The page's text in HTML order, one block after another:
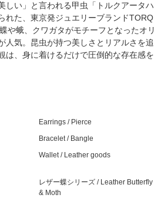
しい」と言われる甲虫「トルクアータハ
れた、東京発ジュエリーブランドTORQ
や蛾、クワガタがモチーフとなったオリ
人気。昆虫が持つ美しさとリアルさを追
は、身に着けるだけで圧倒的な存在感を
Earrings / Pierce
Bracelet / Bangle
Wallet / Leather goods
レザー蝶シリーズ / Leather Butterfly
& Moth